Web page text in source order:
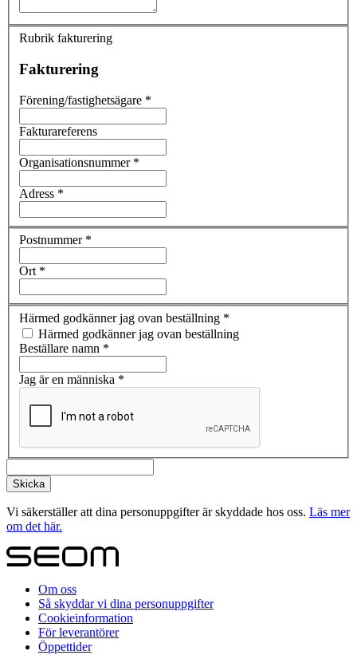
Rubrik fakturering
Fakturering
Förening/fastighetsägare *
Fakturareferens
Organisationsnummer *
Adress *
Postnummer *
Ort *
Härmed godkänner jag ovan beställning *
Härmed godkänner jag ovan beställning
Beställare namn *
Jag är en människa *
Vi säkerställer att dina personuppgifter är skyddade hos oss. Läs mer
om det här.
Om oss
Så skyddar vi dina personuppgifter
Cookieinformation
För leverantörer
Öppettider